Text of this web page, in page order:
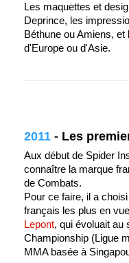
Les maquettes et
Deprince, les
Béthune ou Amiens,
d'Europe ou d'Asie.
2011 - Les
Aux début de Spider
connaître la marque
de Combats.
Pour ce faire, il a
français les plus en
Lepont, qui évoluait au
Championship (Ligue
MMA basée à